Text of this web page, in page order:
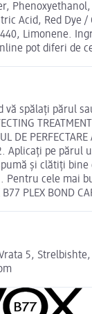
Acid, Red Dye /
Limonene.
pot diferi de
vă spălați părul
DE PERFECTARE
Aplicați pe părul
și clătiți bine
Pentru cele mai
PLEX BOND
5,